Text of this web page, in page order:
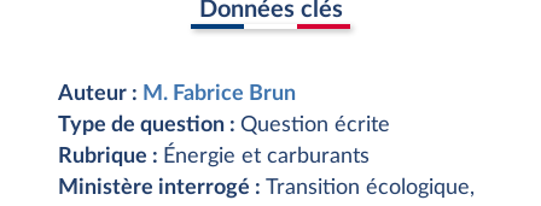
Données clés
Auteur : M. Fabrice Brun
Type de question : Question écrite
Rubrique : Énergie et carburants
Ministère interrogé : Transition écologique,